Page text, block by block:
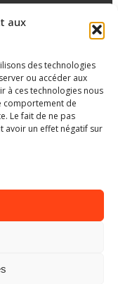
aux
des technologies
ou accéder aux
à ces technologies nous
comportement de
Le fait de ne pas
avoir un effet négatif sur